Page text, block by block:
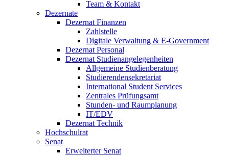
Team & Kontakt
Dezernate
Dezernat Finanzen
Zahlstelle
Digitale Verwaltung & E-Government
Dezernat Personal
Dezernat Studienangelegenheiten
Allgemeine Studienberatung
Studierendensekretariat
International Student Services
Zentrales Prüfungsamt
Stunden- und Raumplanung
IT/EDV
Dezernat Technik
Hochschulrat
Senat
Erweiterter Senat